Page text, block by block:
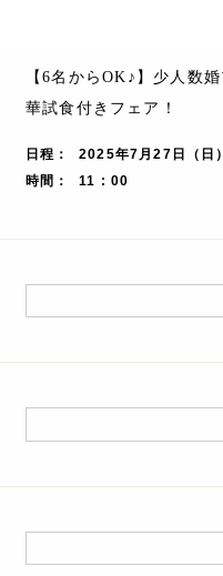
【6名からOK♪】少人数
華試食付きフェア！
日程
2025年7月27日（日）
時間
11 : 00